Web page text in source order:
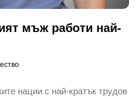
мъж работи най-
нации с най-кратък трудов